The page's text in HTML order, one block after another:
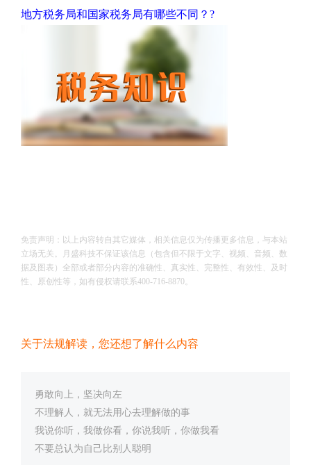
地方税务局和国家税务局有哪些不同？?
免责声明：以上内容转自其它媒体，相关信息仅为传播更多信息，与本站
立场无关。月盛科技不保证该信息（包含但不限于文字、视频、音频、数
据及图表）全部或者部分内容的准确性、真实性、完整性、有效性、及时
性、原创性等，如有侵权请联系400-716-8870。
关于法规解读，您还想了解什么内容
勇敢向上，坚决向左
不理解人，就无法用心去理解做的事
我说你听，我做你看，你说我听，你做我看
不要总认为自己比别人聪明